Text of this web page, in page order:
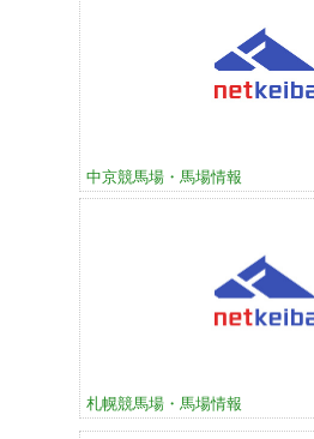
中京競馬場・馬場情報
札幌競馬場・馬場情報